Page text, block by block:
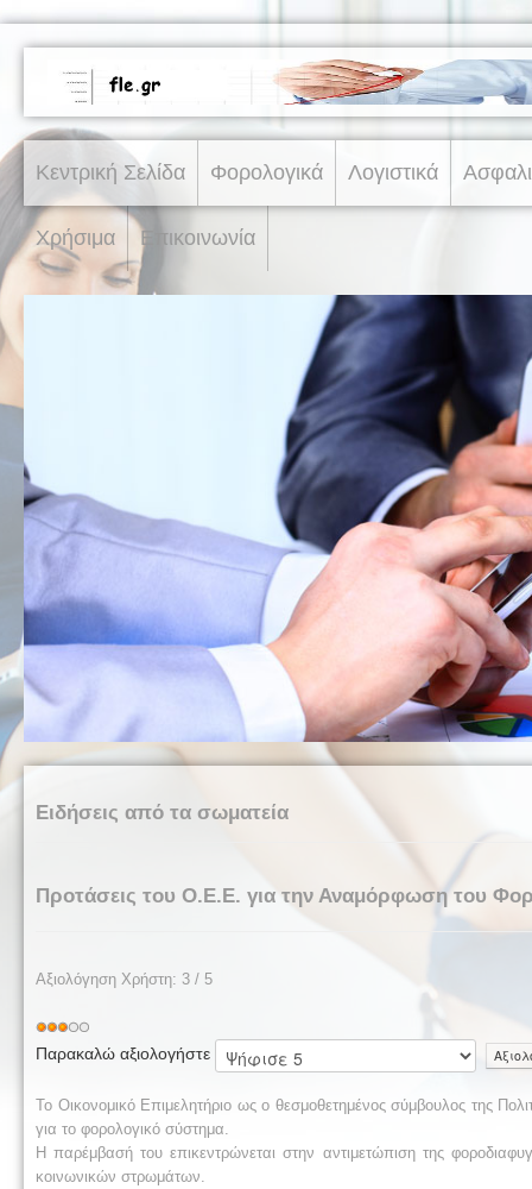
Κεντρική Σελίδα Φορολογικά Λογιστικά
Χρήσιμα Επικοινωνία
Ειδήσεις από τα σωματεία
Προτάσεις του Ο.Ε.Ε. για την Αναμόρφωση του
Αξιολόγηση Χρήστη: 3 / 5
Παρακαλώ αξιολογήστε
Το Οικονομικό Επιμελητήριο ως ο θεσμοθετημένος σύμβουλος της
για το φορολογικό σύστημα.
Η παρέμβασή του επικεντρώνεται στην αντιμετώπιση της
κοινωνικών στρωμάτων.